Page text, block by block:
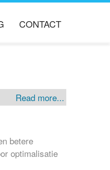
CONTACT
Read more...
betere
optimalisatie